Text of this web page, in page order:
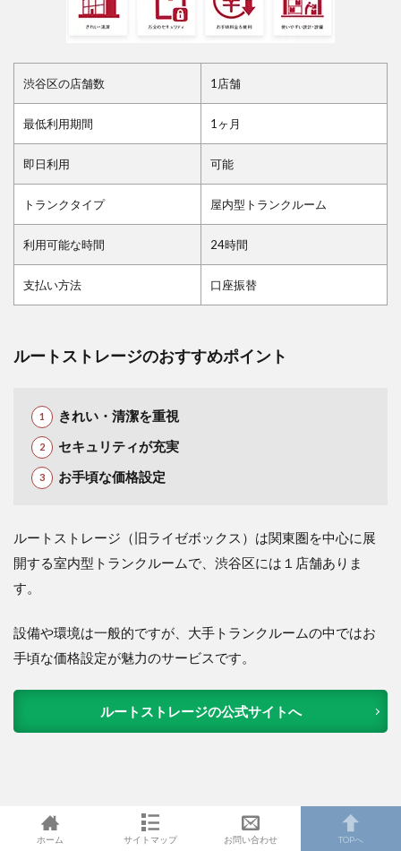
渋谷区の店舗数 1店舗
最低利用期間 1ヶ月
即日利用 可能
トランクタイプ 屋内型トランクルーム
利用可能な時間 24時間
支払い方法 口座振替
ルートストレージのおすすめポイント
きれい・清潔を重視
セキュリティが充実
お手頃な価格設定
ルートストレージ（旧ライゼボックス）は関東圏を中心に展
開する室内型トランクルームで、渋谷区には１店舗ありま
す。
設備や環境は一般的ですが、大手トランクルームの中ではお
手頃な価格設定が魅力のサービスです。
ルートストレージの公式サイトへ
ホーム サイトマップ お問い合わせ TOPへ